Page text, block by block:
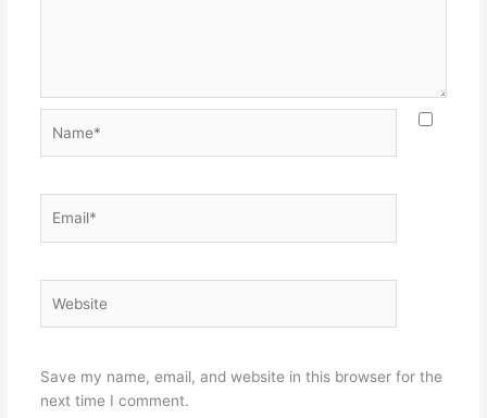
Save my name, email, and website in this browser for the
next time I comment.